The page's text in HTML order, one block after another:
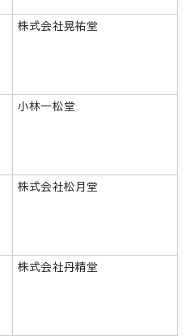
株式会社晃祐堂
小林一松堂
株式会社松月堂
株式会社丹精堂